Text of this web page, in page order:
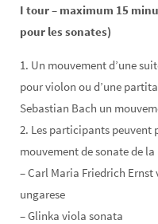
I tour – maximum 15
pour les sonates)
1. Un mouvement d’une
pour violon ou d’une
Sebastian Bach un
2. Les participants peuvent
mouvement de sonate de
– Carl Maria Friedrich Ernst
ungarese
– Glinka viola sonata